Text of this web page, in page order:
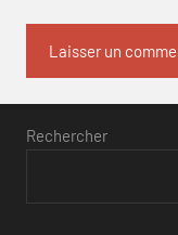
Rechercher